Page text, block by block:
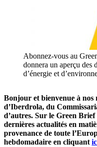
Abonnez-vous au
donnera un aperçu des
d’énergie et
Bonjour et bienvenue à nos
d’Iberdrola, du
d’autres. Sur le Green
dernières actualités en
provenance de toute
hebdomadaire en cliquant